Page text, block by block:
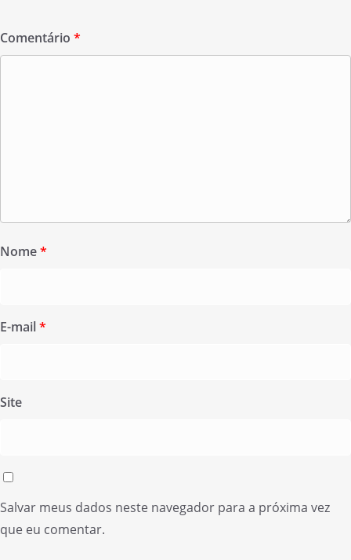
Comentário *
Nome*
E-mail*
Site
Salvar meus dados neste navegador para a próxima vez
que eu comentar.